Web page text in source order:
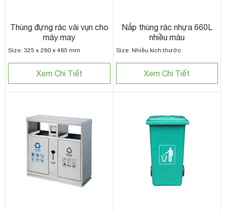
Thùng đựng rác vải vụn cho
máy may
Size: 325 x 280 x 485 mm
Xem Chi Tiết
Nắp thùng rác nhựa 660L
nhiều màu
Size: Nhiều kích thước
Xem Chi Tiết